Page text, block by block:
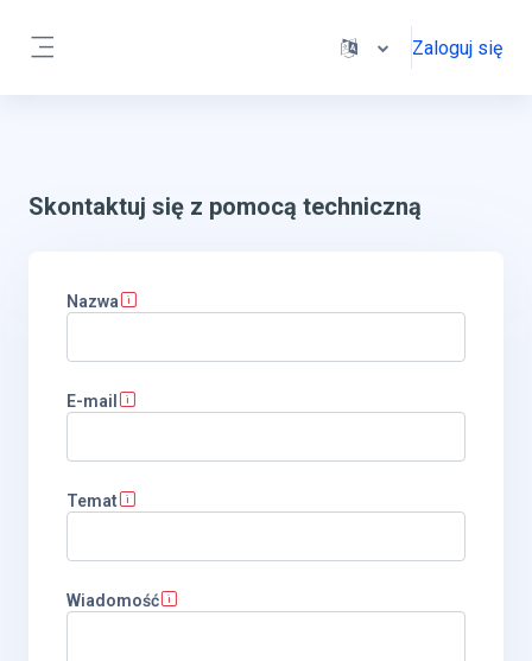
Zaloguj się
Skontaktuj się z pomocą techniczną
Nazwa
E-mail
Temat
Wiadomość